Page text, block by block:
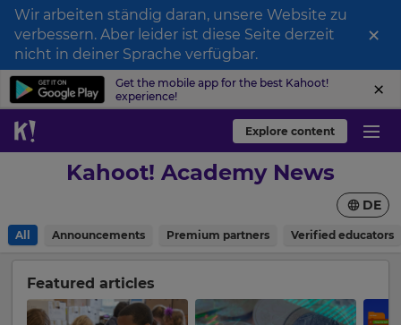
Wir arbeiten ständig daran, unsere Website zu
verbessern. Aber leider ist diese Seite derzeit
nicht in deiner Sprache verfügbar.
×
Get the mobile app for the best Kahoot!
experience!
Explore content
Kahoot! Academy News
All Announcements Premium partners Verified educators
DE
Featured articles